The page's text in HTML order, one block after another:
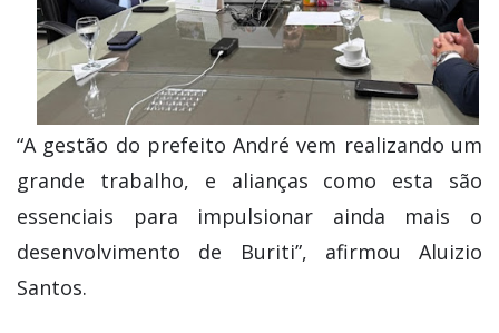
“A gestão do prefeito André vem realizando um
grande trabalho, e alianças como esta são
essenciais para impulsionar ainda mais o
desenvolvimento de Buriti”, afirmou Aluizio
Santos.